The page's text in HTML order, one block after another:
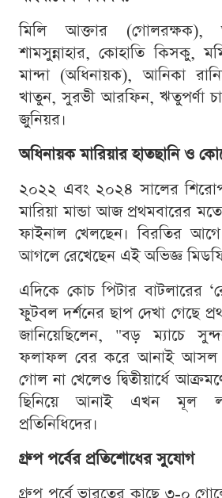
মিলি আক্তার (গোলরক্ষক),
শামসুন্নাহার, কোহাতি কিসকু,
মান্দা (অধিনায়ক), আনিকা
খাতুন, সুরভী আরফিন, ঋতুপর্ণা
জুনিয়র।
অধিনায়ক মারিয়ার হাতছানি ও
২০২২ এবং ২০২৪ সালের
মারিয়া মান্ডা আজ প্রথমবারের
ফাইনাল খেলছেন। বিরতির
আগলে রেখেছেন এই অভিজ্ঞ
এদিকে কোচ পিটার বাটলারের
ফুটবল দর্শনের ছাপ দেখা গেছে
জানিয়েছিলেন, "বড় ম্যাচে
ফলাফল বের করে আনাই আসল
গোল না খেলেও দ্বিতীয়ার্ধে
ছিনিয়ে আনাই এখন মূল
প্রতিনিধিদের।
গ্রুপ পর্বের প্রতিশোধের সুযোগ